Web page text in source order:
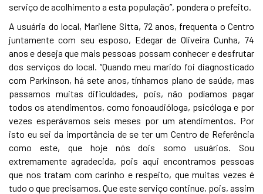
serviço de acolhimento a esta população”, pondera o prefeito.
A usuária do local, Marilene Sitta, 72 anos, frequenta o Centro
juntamente com seu esposo, Edegar de Oliveira Cunha, 74
anos e deseja que mais pessoas possam conhecer e desfrutar
dos serviços do local. “Quando meu marido foi diagnosticado
com Parkinson, há sete anos, tínhamos plano de saúde, mas
passamos muitas dificuldades, pois, não podíamos pagar
todos os atendimentos, como fonoaudióloga, psicóloga e por
vezes esperávamos seis meses por um atendimentos. Por
isto eu sei da importância de se ter um Centro de Referência
como este, que hoje nós dois somo usuários. Sou
extremamente agradecida, pois aqui encontramos pessoas
que nos tratam com carinho e respeito, que muitas vezes é
tudo o que precisamos. Que este serviço continue, pois, assim